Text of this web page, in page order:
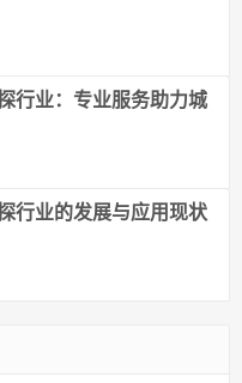
行业：专业服务助力城
行业的发展与应用现状